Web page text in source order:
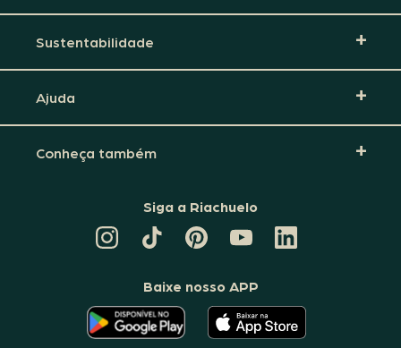
Sustentabilidade
Ajuda
Conheça também
Siga a Riachuelo
TIKTOK
DA
PINTEREST
DA
CANAL
DA
RIACHUELO
LINKEDIN
DA
Baixe nosso APP
O
APLICATIVO
DA
RIACHUELO
O
APLICATIVO
DA
RIACHUELO